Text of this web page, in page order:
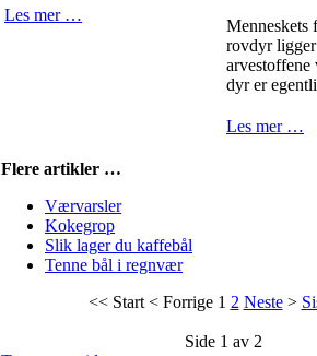
Les mer …
Menneskets
rovdyr
arvestoffene
dyr er
Les mer …
Flere artikler …
Værvarsler
Kokegrop
Slik lager du kaffebål
Tenne bål i regnvær
<< Start< Forrige 1 2 Neste>
Side 1 av 2